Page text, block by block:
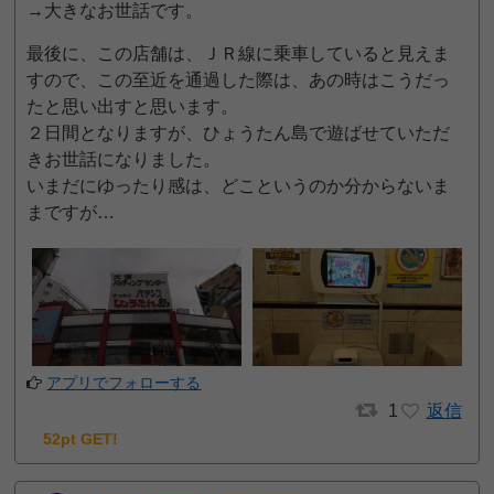
→大きなお世話です。
最後に、この店舗は、ＪＲ線に乗車していると見えま
すので、この至近を通過した際は、あの時はこうだっ
たと思い出すと思います。
２日間となりますが、ひょうたん島で遊ばせていただ
きお世話になりました。
いまだにゆったり感は、どこというのか分からないま
まですが…
アプリでフォローする
1 返信
52pt GET!